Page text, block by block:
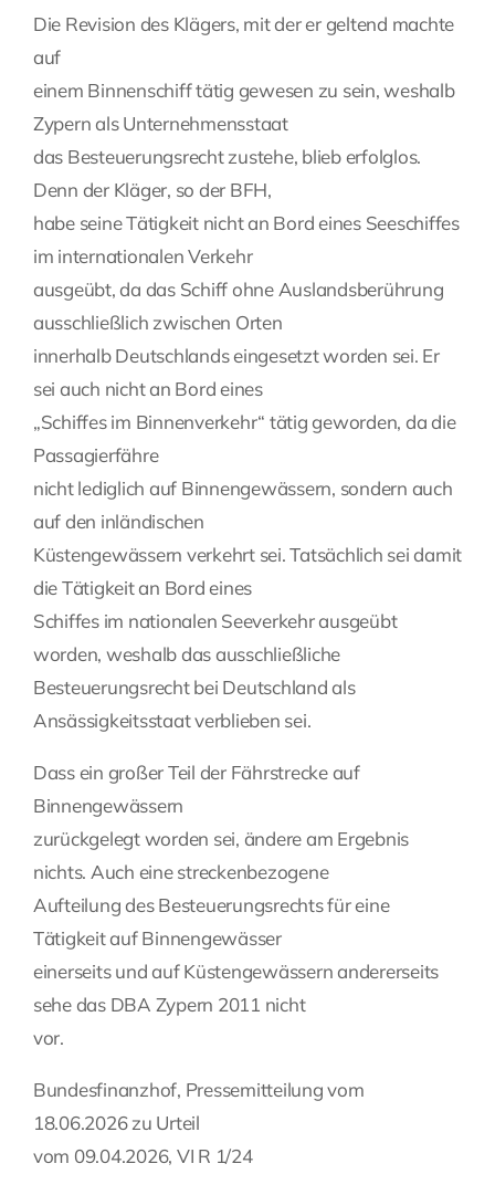
Die Revision des Klägers, mit der er geltend machte
auf
einem Binnenschiff tätig gewesen zu sein, weshalb
Zypern als Unternehmensstaat
das Besteuerungsrecht zustehe, blieb erfolglos.
Denn der Kläger, so der BFH,
habe seine Tätigkeit nicht an Bord eines Seeschiffes
im internationalen Verkehr
ausgeübt, da das Schiff ohne Auslandsberührung
ausschließlich zwischen Orten
innerhalb Deutschlands eingesetzt worden sei. Er
sei auch nicht an Bord eines
„Schiffes im Binnenverkehr“ tätig geworden, da die
Passagierfähre
nicht lediglich auf Binnengewässern, sondern auch
auf den inländischen
Küstengewässern verkehrt sei. Tatsächlich sei damit
die Tätigkeit an Bord eines
Schiffes im nationalen Seeverkehr ausgeübt
worden, weshalb das ausschließliche
Besteuerungsrecht bei Deutschland als
Ansässigkeitsstaat verblieben sei.
Dass ein großer Teil der Fährstrecke auf
Binnengewässern
zurückgelegt worden sei, ändere am Ergebnis
nichts. Auch eine streckenbezogene
Aufteilung des Besteuerungsrechts für eine
Tätigkeit auf Binnengewässer
einerseits und auf Küstengewässern andererseits
sehe das DBA Zypern 2011 nicht
vor.
Bundesfinanzhof, Pressemitteilung vom
18.06.2026 zu Urteil
vom 09.04.2026, VI R 1/24